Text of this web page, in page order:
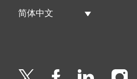
简体中文